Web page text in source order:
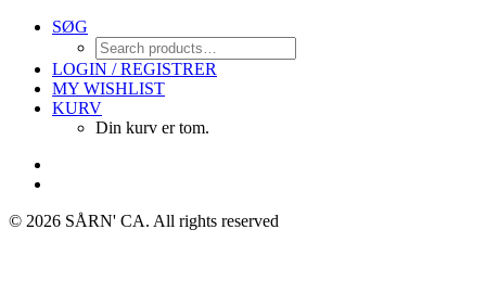
SØG
LOGIN / REGISTRER
MY WISHLIST
KURV
Din kurv er tom.
© 2026 SÅRN' CA. All rights reserved